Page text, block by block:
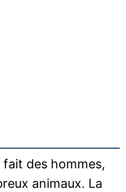
fait des hommes,
animaux. La